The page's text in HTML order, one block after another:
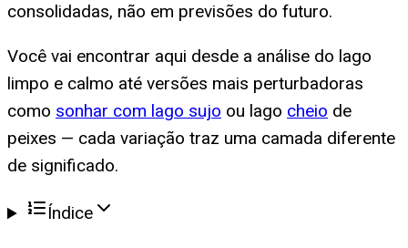
consolidadas, não em previsões do futuro.
Você vai encontrar aqui desde a análise do lago
limpo e calmo até versões mais perturbadoras
como sonhar com lago sujo ou lago cheio de
peixes — cada variação traz uma camada diferente
de significado.
Índice